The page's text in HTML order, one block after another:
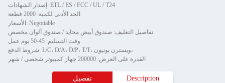
إصدار الشهادات: ETL / ES / FCC / UL / T24
الحد الأدنى لكمية: 2000 قطعة
الأسعار: Negotiable
تفاصيل التغليف: صندوق أبيض محايد / صندوق ألوان مخصص
وقت التسليم: 45-50 يوم عمل
شروط الدفع: L/C، D/A، D/P، T/T، ويسترن يونيون،
القدرة على العرض: 200000 جهاز كمبيوتر شخصى / شهر
تفصيل Description